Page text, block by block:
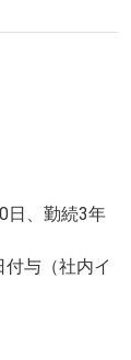
日、勤続3年
与（社内イ